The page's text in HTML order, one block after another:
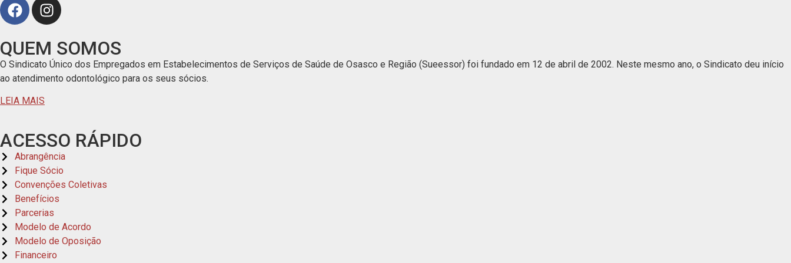
QUEM SOMOS
O Sindicato Único dos Empregados em Estabelecimentos de Serviços de Saúde de Osasco e Região (Sueessor) foi fundado em 12 de abril de 2002. Neste mesmo ano, o Sindicato deu início
ao atendimento odontológico para os seus sócios.
LEIA MAIS
ACESSO RÁPIDO
Abrangência
Fique Sócio
Convenções Coletivas
Benefícios
Parcerias
Modelo de Acordo
Modelo de Oposição
Financeiro